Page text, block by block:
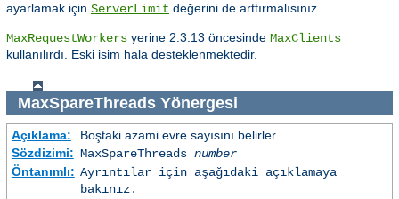
ayarlamak için ServerLimit değerini de arttırmalısınız.
MaxRequestWorkers yerine 2.3.13 öncesinde MaxClients
kullanılırdı. Eski isim hala desteklenmektedir.
MaxSpareThreadsYönergesi
Açıklama:
Boştaki azami evre sayısını belirler
Sözdizimi: MaxSpareThreads number
Öntanımlı: Ayrıntılar için aşağıdaki açıklamaya
bakınız.